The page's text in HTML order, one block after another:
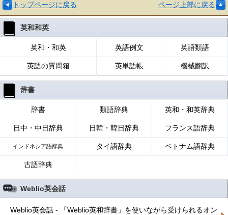
トップページに戻る ページ上部に戻る
英和和英
英和・和英 英語例文 英語類語
英語の質問箱 英単語帳 機械翻訳
辞書
辞書 類語辞典 英和・和英辞典
日中・中日辞典 日韓・韓日辞典 フランス語辞典
インドネシア語辞典 タイ語辞典 ベトナム語辞典
古語辞典
Weblio英会話
Weblio英会話 - 「Weblio英和辞書」を使いながら受けられるオン